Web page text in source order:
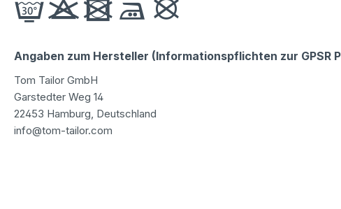
Angaben zum Hersteller (Informationspflichten zur
Tom Tailor GmbH
Garstedter Weg 14
22453 Hamburg, Deutschland
info@tom-tailor.com